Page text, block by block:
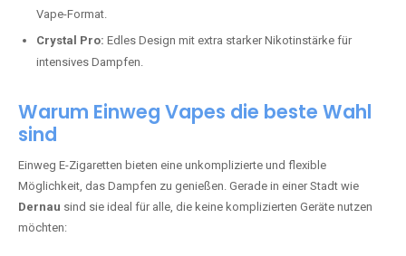
Vape-Format.
Crystal Pro: Edles Design mit extra starker Nikotinstärke für
intensives Dampfen.
Warum Einweg Vapes die beste Wahl
sind
Einweg E-Zigaretten bieten eine unkomplizierte und flexible
Möglichkeit, das Dampfen zu genießen. Gerade in einer Stadt wie
Dernau sind sie ideal für alle, die keine komplizierten Geräte nutzen
möchten: